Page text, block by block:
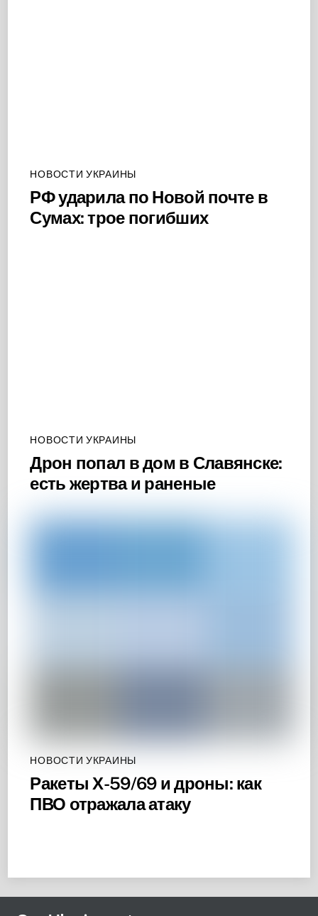
НОВОСТИ УКРАИНЫ
РФ ударила по Новой почте в
Сумах: трое погибших
НОВОСТИ УКРАИНЫ
Дрон попал в дом в Славянске:
есть жертва и раненые
НОВОСТИ УКРАИНЫ
Ракеты Х-59/69 и дроны: как
ПВО отражала атаку